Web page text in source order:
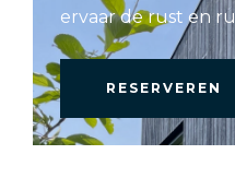
ervaar de rust en
RESERVEREN